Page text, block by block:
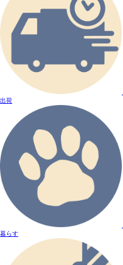
出荷
暮らす